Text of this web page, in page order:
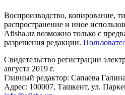
Воспроизводство, копирование,
распространение и иное
Afisha.uz возможно только с
разрешения редакции.
Свидетельство регистрации
августа 2019 г.
Главный редактор: Сапаева
Адрес: 100007, Ташкент, ул.